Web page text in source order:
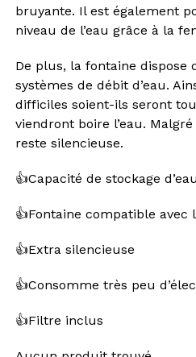
bruyante. Il est également
niveau de l’eau grâce à la
De plus, la fontaine dispose
systèmes de débit d’eau.
difficiles soient-ils seront
viendront boire l’eau.
reste silencieuse.
👍Capacité de stockage
👍Fontaine compatible
👍Extra silencieuse
👍Consomme très peu
👍Filtre inclus